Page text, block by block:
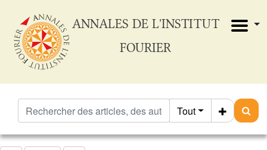
ANNALES DE L'INSTITUT
FOURIER
Tout